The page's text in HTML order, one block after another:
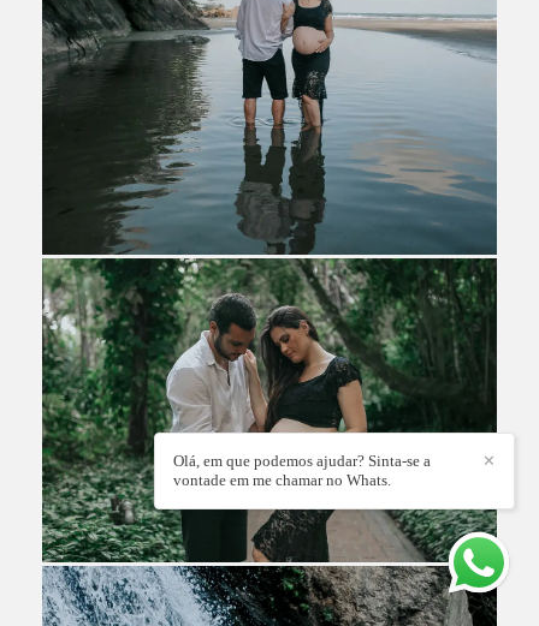
✕
Olá, em que podemos ajudar? Sinta-se a
vontade em me chamar no Whats.